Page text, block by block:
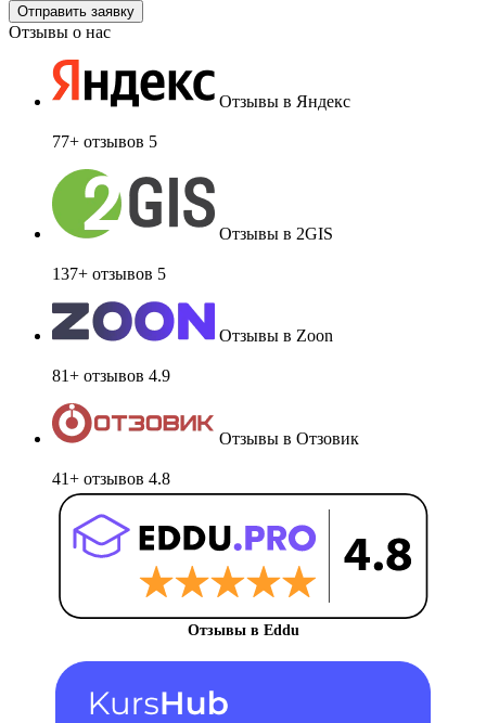
Отзывы о нас
Отзывы в Яндекс
77+ отзывов 5
Отзывы в 2GIS
137+ отзывов 5
Отзывы в Zoon
81+ отзывов 4.9
Отзывы в Отзовик
41+ отзывов 4.8
Отзывы в Eddu